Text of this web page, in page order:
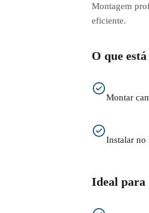
Montagem
eficiente.
O que
Montar
Instalar no
Ideal para